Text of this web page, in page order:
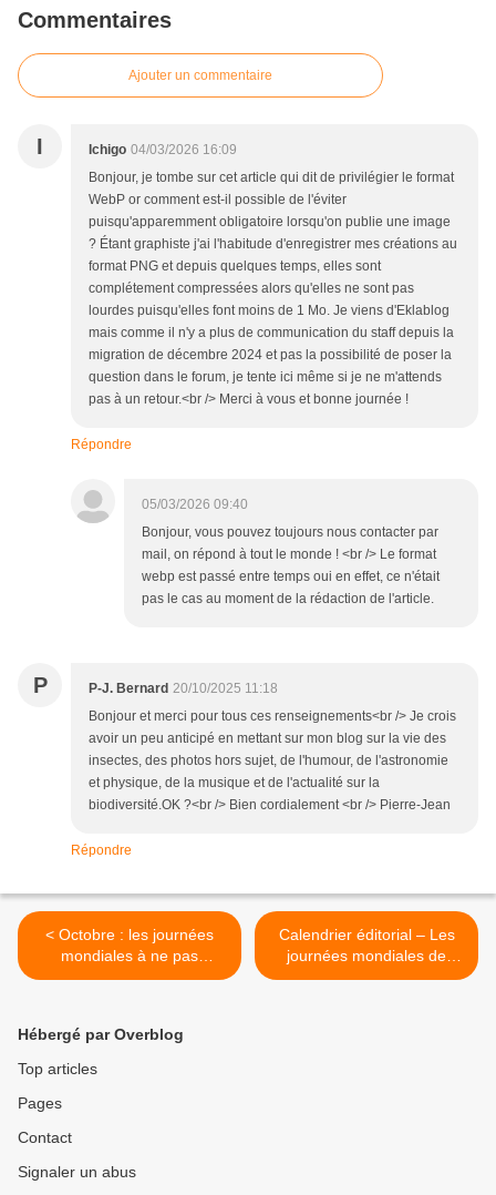
Commentaires
Ajouter un commentaire
I Ichigo 04/03/2026 16:09
Bonjour, je tombe sur cet article qui dit de privilégier le format
WebP or comment est-il possible de l'éviter
puisqu'apparemment obligatoire lorsqu'on publie une image
? Étant graphiste j'ai l'habitude d'enregistrer mes créations au
format PNG et depuis quelques temps, elles sont
complétement compressées alors qu'elles ne sont pas
lourdes puisqu'elles font moins de 1 Mo. Je viens d'Eklablog
mais comme il n'y a plus de communication du staff depuis la
migration de décembre 2024 et pas la possibilité de poser la
question dans le forum, je tente ici même si je ne m'attends
pas à un retour.<br /> Merci à vous et bonne journée !
Répondre
05/03/2026 09:40
Bonjour, vous pouvez toujours nous contacter par
mail, on répond à tout le monde ! <br /> Le format
webp est passé entre temps oui en effet, ce n'était
pas le cas au moment de la rédaction de l'article.
P P-J. Bernard 20/10/2025 11:18
Bonjour et merci pour tous ces renseignements<br /> Je crois
avoir un peu anticipé en mettant sur mon blog sur la vie des
insectes, des photos hors sujet, de l'humour, de l'astronomie
et physique, de la musique et de l'actualité sur la
biodiversité.OK ?<br /> Bien cordialement <br /> Pierre-Jean
Répondre
< Octobre : les journées
mondiales à ne pas
manquer pour votre
Calendrier éditorial – Les
journées mondiales de
novembre >
Hébergé par Overblog
Top articles
Pages
Contact
Signaler un abus